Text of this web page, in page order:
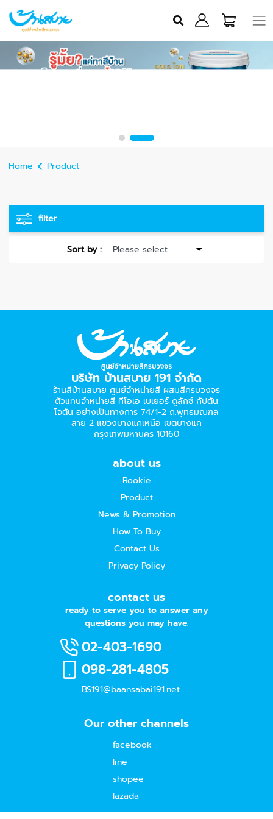
Home Product
filter
Sort by :
บริษัท บ้านสบาย 191 จำกัด
ร้านสีบ้านสบาย ศูนย์จำหน่ายสี ผสมสีครบวงจร
ตัวแทนจำหน่ายสี ทีโอเอ เบเยอร์​ ดูลักซ์ กัปตัน
โจตัน อย่างเป็นทางการ 74/1-2 ถ.พุทธมณฑล
สาย 2 แขวงบางแคเหนือ เขตบางแค
กรุงเทพมหานคร 10160
about us
Rookie
Product
News & Promotion
How To Buy
Contact Us
Privacy Policy
contact us
ready to serve you to answer any
questions you may have.
02-403-1690
098-281-4805
BS191@baansabai191.net
Our other channels
facebook
line
shopee
lazada